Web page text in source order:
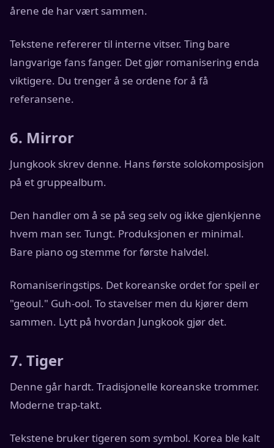
årene de har vært sammen.
Tekstene refererer til interne vitser. Ting bare
langvarige fans fanger. Det gjør romanisering enda
viktigere. Du trenger å se ordene for å få
referansene.
6. Mirror
Jungkook skrev denne. Hans første solokomposisjon
på et gruppealbum.
Den handler om å se på seg selv og ikke gjenkjenne
hvem man ser. Tungt. Produksjonen er minimal.
Bare piano og stemme for første halvdel.
Romaniseringstips. Det koreanske ordet for speil er
"geoul." Guh-ool. To stavelser men du kjører dem
sammen. Lytt på hvordan Jungkook gjør det.
7. Tiger
Denne går hardt. Tradisjonelle koreanske trommer.
Moderne trap-takt.
Tekstene bruker tigeren som symbol. Korea ble kalt